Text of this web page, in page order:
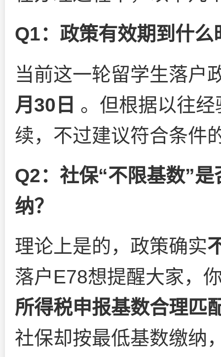
Q1：政策有效期到什么
当前这一轮留学生落户
月30日 。但根据以往
续，不过建议符合条件
Q2：社保“不限基数”
纳？
理论上是的，政策确实
落户E78想提醒大家，
所得税申报基数合理匹
社保却按最低基数缴纳